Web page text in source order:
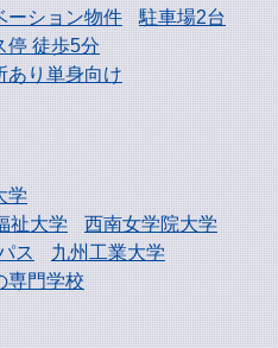
ーション物件
駐車場2台
停 徒歩5分
あり単身向け
学
祉大学
西南女学院大学
ス
九州工業大学
専門学校